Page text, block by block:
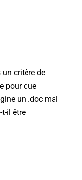
critère de
pour que
un .doc mal
t-il être